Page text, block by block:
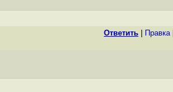
Ответить Правка|